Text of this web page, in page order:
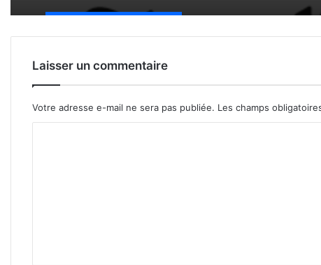
Laisser un commentaire
Votre adresse e-mail ne sera pas publiée. Les champs